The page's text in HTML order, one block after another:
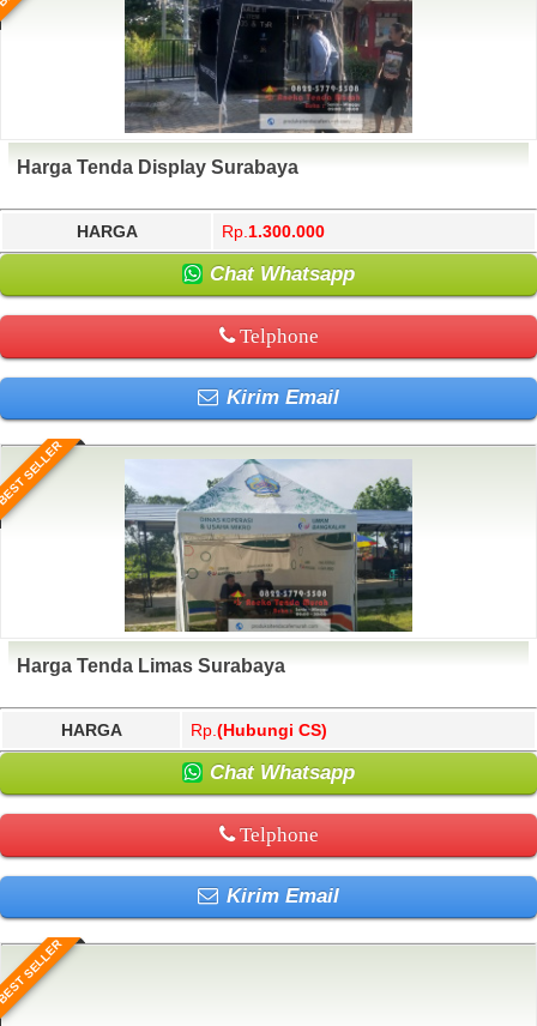
Harga Tenda Display Surabaya
HARGA Rp. 1.300.000
Chat Whatsapp
Telphone
Kirim Email
SELLER
Harga Tenda Limas Surabaya
HARGA Rp. (Hubungi CS)
Chat Whatsapp
Telphone
Kirim Email
SELLER